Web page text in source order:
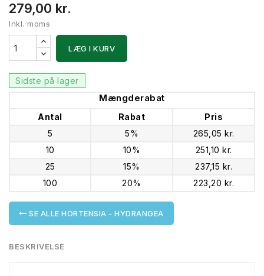
279,00 kr.
Inkl. moms
LÆG I KURV
Sidste på lager
Mængderabat
Antal Rabat
Pris
5
5%
265,05 kr.
10
10%
251,10 kr.
25
15%
237,15 kr.
100
20% 223,20 kr.
SE ALLE HORTENSIA - HYDRANGEA
BESKRIVELSE